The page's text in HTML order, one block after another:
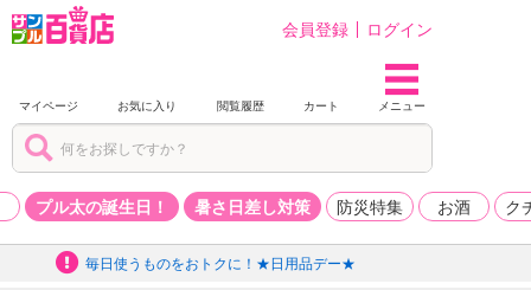
会員登録 ログイン
マイページ お気に入り 閲覧履歴 カート メニュー
プル太の誕生日！ 暑さ日差し対策 防災特集 お酒 ク
毎日使うものをおトクに！★日用品デー★